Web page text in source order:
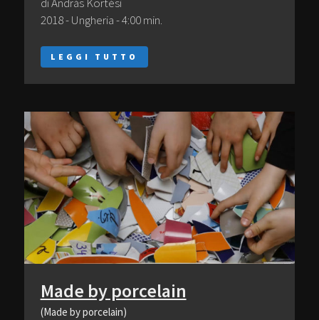
2018 - Ungheria - 4:00 min.
LEGGI TUTTO
Made by porcelain
(Made by porcelain)